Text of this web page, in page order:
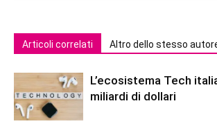
Articoli correlati Altro dello stesso
L’ecosistema Tech
miliardi di dollari